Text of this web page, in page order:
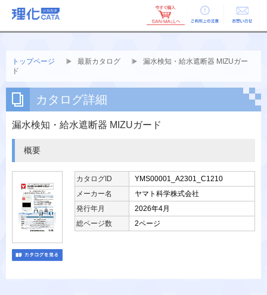
ご利用上の お問い合せ
トップページ 最新カタログ
漏水検知・給水遮断器 MIZUガー
ド
カタログ詳細
漏水検知・給水遮断器 MIZUガード
概要
カタログID
YMS00001_A2301_C1210
メーカー名
ヤマト科学株式会社
発行年月
2026年4月
総ページ数
2ページ